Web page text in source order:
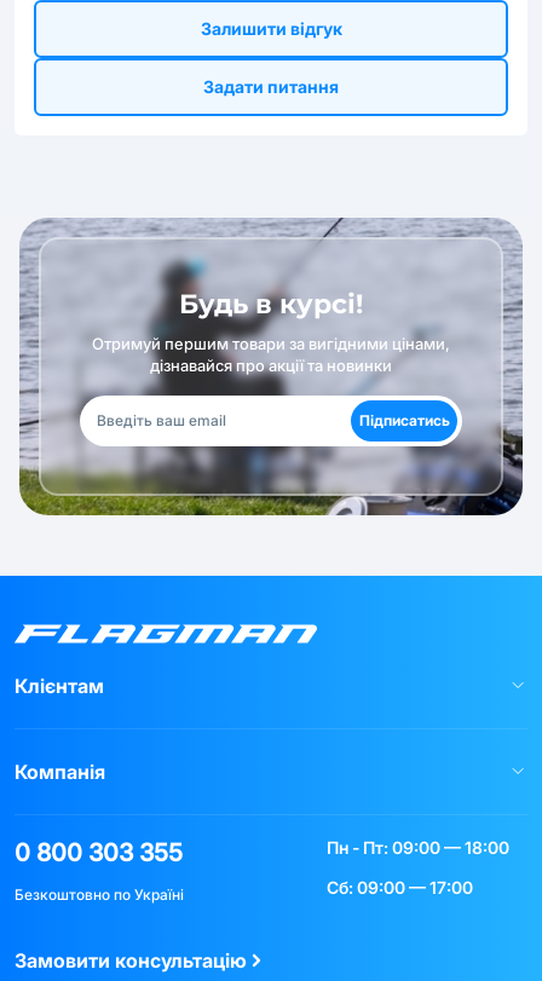
Залишити відгук
Задати питання
Будь в курсі!
Отримуй першим товари за вигідними цінами,
дізнавайся про акції та новинки
Підписатись
Клієнтам
Компанія
0 800 303 355
Безкоштовно по Україні
Пн - Пт: 09:00 — 18:00
Сб: 09:00 — 17:00
Замовити консультацію